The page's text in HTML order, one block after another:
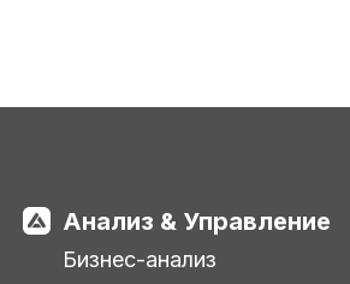
Анализ & Управление
Бизнес-анализ